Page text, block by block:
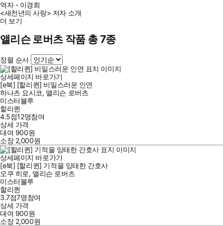
역자 - 이경희
<새천년의 사랑> 저자 소개
더 보기
앨리슨 로버츠 작품 총 7종
정렬 순서
상세페이지 바로가기
[e북] [할리퀸] 비밀스러운 인연
하나츠 요시코, 앨리슨 로버츠
미스터블루
할리퀸
4.5점12명참여
상세 가격
대여 900원
소장 2,000원
상세페이지 바로가기
[e북] [할리퀸] 기적을 잉태한 간호사
오쿠 히로, 앨리슨 로버츠
미스터블루
할리퀸
3.7점7명참여
상세 가격
대여 900원
소장 2,000원